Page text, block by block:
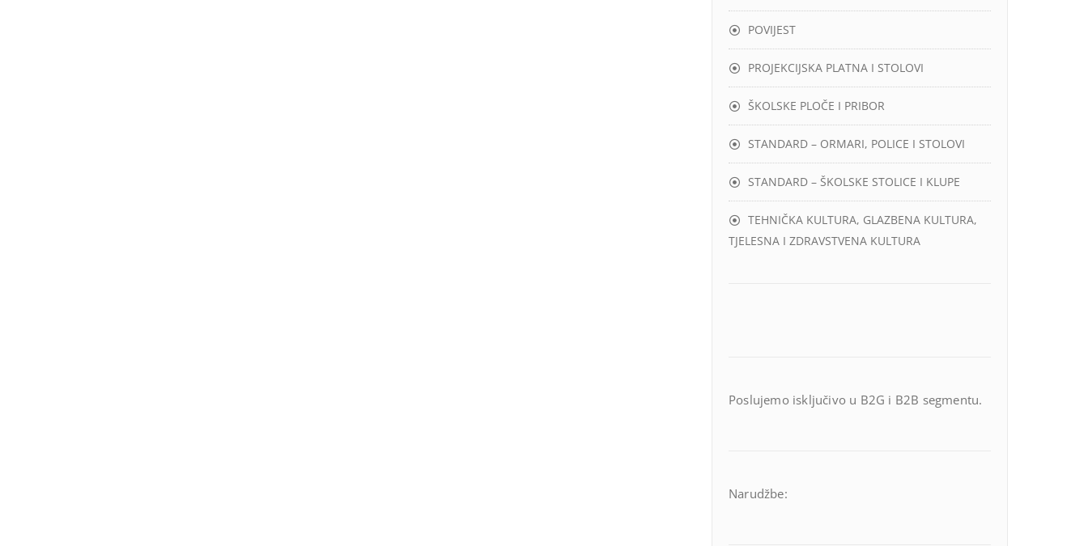
POVIJEST
PROJEKCIJSKA PLATNA I STOLOVI
ŠKOLSKE PLOČE I PRIBOR
STANDARD – ORMARI, POLICE I STOLOVI
STANDARD – ŠKOLSKE STOLICE I KLUPE
TEHNIČKA KULTURA, GLAZBENA KULTURA,
TJELESNA I ZDRAVSTVENA KULTURA
Poslujemo isključivo u B2G i B2B segmentu.
Narudžbe: